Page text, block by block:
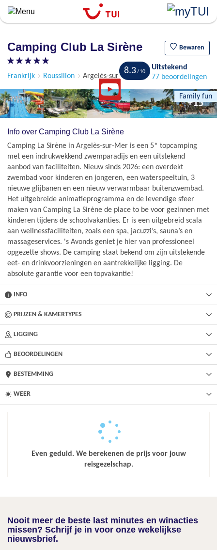
Overslaan
algemene
gaan
Camping Club La Sirène Bewaren
Frankrijk Roussillon Argelès-sur-Mer
Family fun
8.3
Uitstekend
77 beoordelingen
+15
Info over Camping Club La Sirène
Camping La Sirène in Argelès-sur-Mer is een 5* topcamping
met een indrukwekkend zwemparadijs en een uitstekend
aanbod van faciliteiten. Nieuw sinds 2026: een overdekt
zwembad voor kinderen en jongeren, een waterspeeltuin, 3
nieuwe glijbanen en een nieuw verwarmbaar buitenzwembad.
Het uitgebreide animatieprogramma en de levendige sfeer
maken van Camping La Sirène de place to be voor gezinnen met
kinderen tijdens de schoolvakanties. Er is een uitgebreid scala
aan wellnessfaciliteiten, zoals een spa, jacuzzi’s, sauna’s en
massageservices. 's Avonds geniet je hier van professioneel
opgezette shows. De camping staat bekend om zijn uitstekende
eet- en drinkvoorzieningen en aantrekkelijke ligging. De
absolute garantie voor een topvakantie!
INFO
PRIJZEN & KAMERTYPES
LIGGING
BEOORDELINGEN
BESTEMMING
WEER
Even geduld. We berekenen de prijs voor jouw
reisgezelschap.
Nooit meer de beste last minutes en winacties
missen? Schrijf je in voor onze wekelijkse
nieuwsbrief.